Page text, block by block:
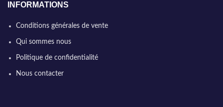
INFORMATIONS
Conditions générales de vente
Qui sommes nous
Politique de confidentialité
Nous contacter